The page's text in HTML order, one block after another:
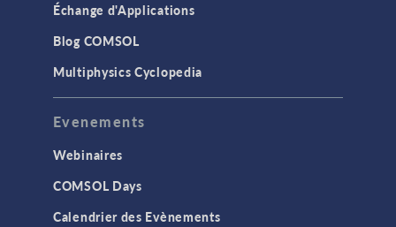
Échange d'Applications
Blog COMSOL
Multiphysics Cyclopedia
Evenements
Webinaires
COMSOL Days
Calendrier des Evènements